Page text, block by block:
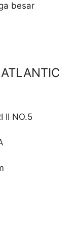
besar
II NO.5